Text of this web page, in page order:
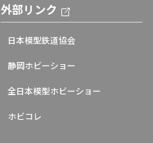
外部リンク
日本模型鉄道協会
静岡ホビーショー
全日本模型ホビーショー
ホビコレ